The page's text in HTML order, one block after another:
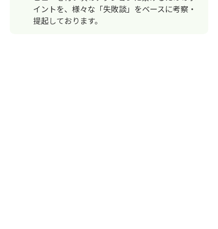
イントを、様々な「失敗談」をベースに考察・
提起しております。